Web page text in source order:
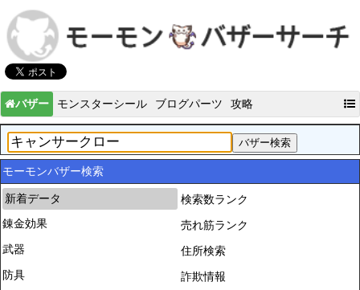
バザー モンスターシール ブログパーツ 攻略
モーモンバザー検索
新着データ
錬金効果
武器
防具
検索数ランク
売れ筋ランク
住所検索
詐欺情報